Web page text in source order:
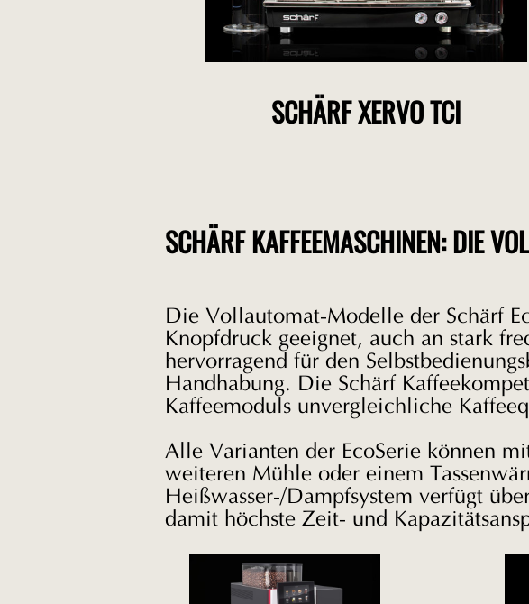
SCHÄRF XERVO TCI
SCHÄRF KAFFEEMASCHINEN: DIE
Die Vollautomat-Modelle der Schärf
Knopfdruck geeignet, auch an stark
hervorragend für den
Handhabung. Die Schärf
Kaffeemoduls unvergleichliche
Alle Varianten der EcoSerie können
weiteren Mühle oder einem
Heißwasser-/Dampfsystem verfügt
damit höchste Zeit- und